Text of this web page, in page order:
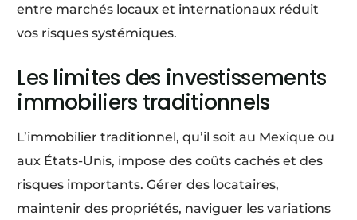
entre marchés locaux et internationaux réduit
vos risques systémiques.
Les limites des investissements
immobiliers traditionnels
L’immobilier traditionnel, qu’il soit au Mexique ou
aux États-Unis, impose des coûts cachés et des
risques importants. Gérer des locataires,
maintenir des propriétés, naviguer les variations